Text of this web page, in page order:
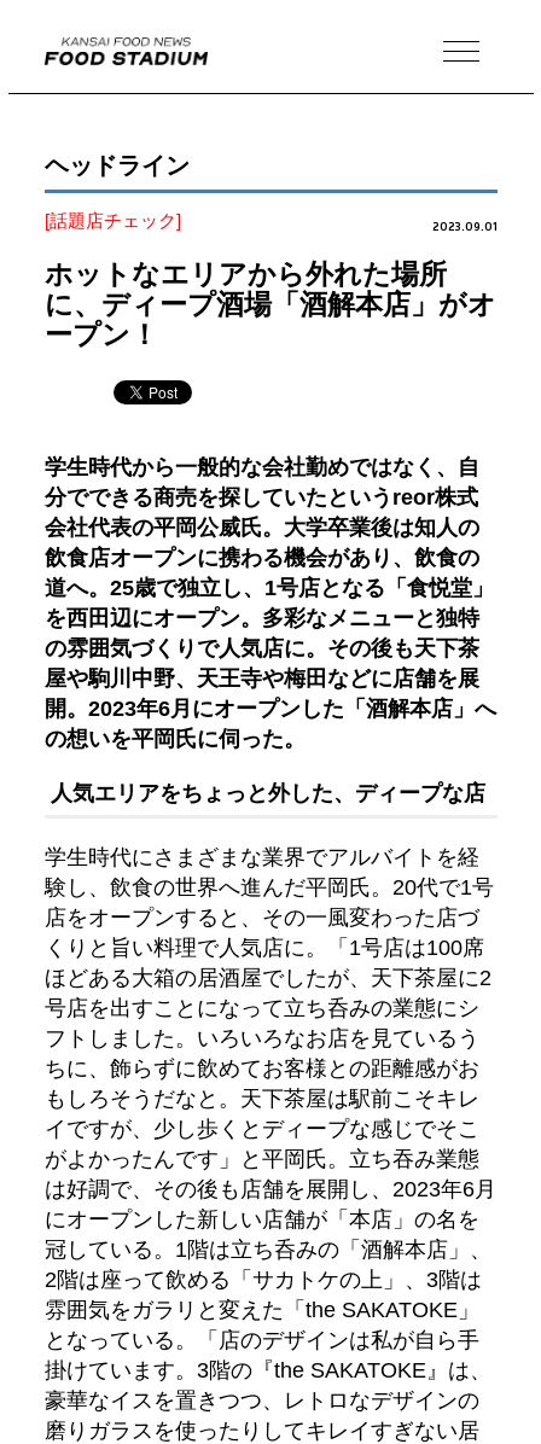
MENU
ヘッドライン
[話題店チェック] 2023.09.01
ホットなエリアから外れた場所
に、ディープ酒場「酒解本店」がオ
ープン！
学生時代から一般的な会社勤めではなく、自
分でできる商売を探していたというreor株式
会社代表の平岡公威氏。大学卒業後は知人の
飲食店オープンに携わる機会があり、飲食の
道へ。25歳で独立し、1号店となる「食悦堂」
を西田辺にオープン。多彩なメニューと独特
の雰囲気づくりで人気店に。その後も天下茶
屋や駒川中野、天王寺や梅田などに店舗を展
開。2023年6月にオープンした「酒解本店」へ
の想いを平岡氏に伺った。
人気エリアをちょっと外した、ディープな店
学生時代にさまざまな業界でアルバイトを経
験し、飲食の世界へ進んだ平岡氏。20代で1号
店をオープンすると、その一風変わった店づ
くりと旨い料理で人気店に。「1号店は100席
ほどある大箱の居酒屋でしたが、天下茶屋に2
号店を出すことになって立ち呑みの業態にシ
フトしました。いろいろなお店を見ているう
ちに、飾らずに飲めてお客様との距離感がお
もしろそうだなと。天下茶屋は駅前こそキレ
イですが、少し歩くとディープな感じでそこ
がよかったんです」と平岡氏。立ち吞み業態
は好調で、その後も店舗を展開し、2023年6月
にオープンした新しい店舗が「本店」の名を
冠している。1階は立ち呑みの「酒解本店」、
2階は座って飲める「サカトケの上」、3階は
雰囲気をガラリと変えた「the SAKATOKE」
となっている。「店のデザインは私が自ら手
掛けています。3階の『the SAKATOKE』は、
豪華なイスを置きつつ、レトロなデザインの
磨りガラスを使ったりしてキレイすぎない居